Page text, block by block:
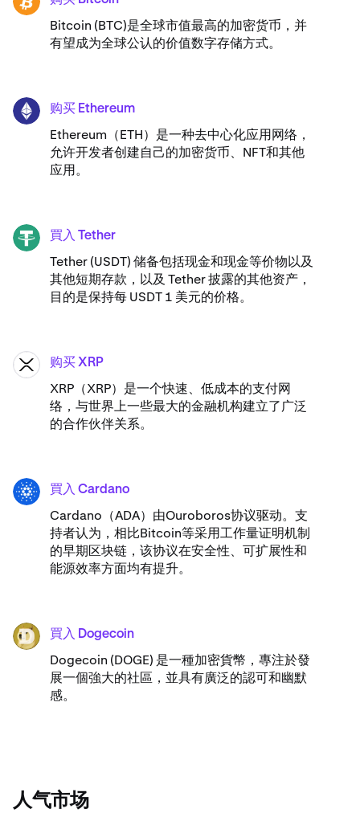
Bitcoin (BTC)是全球市值最高的加密货币，并
有望成为全球公认的价值数字存储方式。
ETH 购买 Ethereum
Ethereum（ETH）是一种去中心化应用网络，
允许开发者创建自己的加密货币、NFT和其他
应用。
USDT 買入 Tether
Tether (USDT) 储备包括现金和现金等价物以及
其他短期存款，以及 Tether 披露的其他资产，
目的是保持每 USDT 1 美元的价格。
XRP 购买 XRP
XRP（XRP）是一个快速、低成本的支付网
络，与世界上一些最大的金融机构建立了广泛
的合作伙伴关系。
ADA 買入 Cardano
Cardano（ADA）​由Ouroboros协议驱动。支
持者认为，相比Bitcoin等采用工作量证明机制
的早期区块链，该协议在安全性、可扩展性和
能源效率方面均有提升。
DOGE 買入 Dogecoin
Dogecoin (DOGE) 是一種加密貨幣，專注於發
展一個強大的社區，並具有廣泛的認可和幽默
感。
人气市场